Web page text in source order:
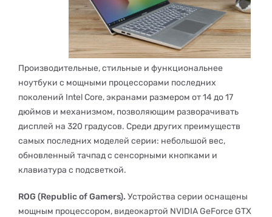
Производительные, стильные и функциональнее
ноутбуки с мощными процессорами последних
поколений Intel Core, экранами размером от 14 до 17
дюймов и механизмом, позволяющим разворачивать
дисплей на 320 градусов. Среди других преимуществ
самых последних моделей серии: небольшой вес,
обновленный тачпад с сенсорными кнопками и
клавиатура с подсветкой.
ROG (Republic of Gamers). Устройства серии оснащены
мощным процессором, видеокартой NVIDIA GeForce GTX